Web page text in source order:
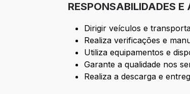
RESPONSABILIDADES E
Dirigir veículos e
Realiza verificações e
Utiliza equipamentos e
Garante a qualidade nos
Realiza a descarga e